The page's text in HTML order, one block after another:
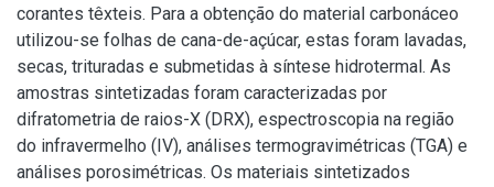
corantes têxteis. Para a obtenção do material carbonáceo
utilizou-se folhas de cana-de-açúcar, estas foram lavadas,
secas, trituradas e submetidas à síntese hidrotermal. As
amostras sintetizadas foram caracterizadas por
difratometria de raios-X (DRX), espectroscopia na região
do infravermelho (IV), análises termogravimétricas (TGA) e
análises porosimétricas. Os materiais sintetizados